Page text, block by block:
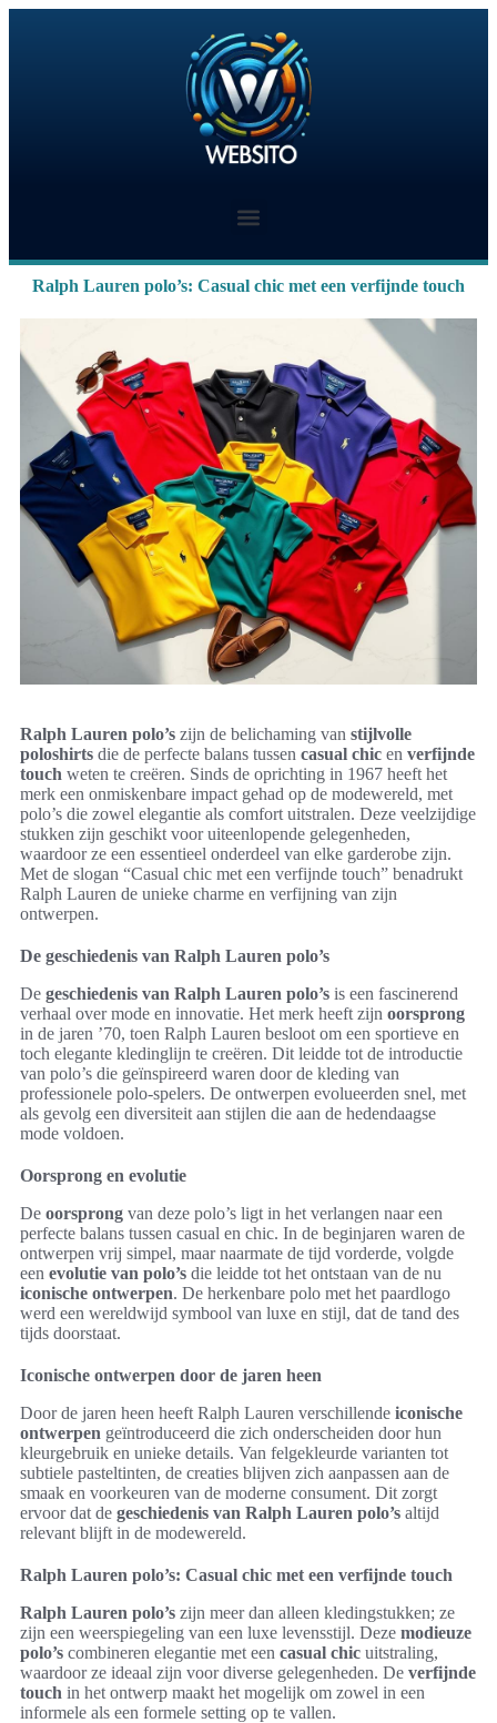
Ralph Lauren polo’s: Casual chic met een verfijnde touch
Ralph Lauren polo’s zijn de belichaming van stijlvolle
poloshirts die de perfecte balans tussen casual chic en verfijnde
touch weten te creëren. Sinds de oprichting in 1967 heeft het
merk een onmiskenbare impact gehad op de modewereld, met
polo’s die zowel elegantie als comfort uitstralen. Deze veelzijdige
stukken zijn geschikt voor uiteenlopende gelegenheden,
waardoor ze een essentieel onderdeel van elke garderobe zijn.
Met de slogan “Casual chic met een verfijnde touch” benadrukt
Ralph Lauren de unieke charme en verfijning van zijn
ontwerpen.
De geschiedenis van Ralph Lauren polo’s
De geschiedenis van Ralph Lauren polo’s is een fascinerend
verhaal over mode en innovatie. Het merk heeft zijn oorsprong
in de jaren ’70, toen Ralph Lauren besloot om een sportieve en
toch elegante kledinglijn te creëren. Dit leidde tot de introductie
van polo’s die geïnspireerd waren door de kleding van
professionele polo-spelers. De ontwerpen evolueerden snel, met
als gevolg een diversiteit aan stijlen die aan de hedendaagse
mode voldoen.
Oorsprong en evolutie
De oorsprong van deze polo’s ligt in het verlangen naar een
perfecte balans tussen casual en chic. In de beginjaren waren de
ontwerpen vrij simpel, maar naarmate de tijd vorderde, volgde
een evolutie van polo’s die leidde tot het ontstaan van de nu
iconische ontwerpen. De herkenbare polo met het paardlogo
werd een wereldwijd symbool van luxe en stijl, dat de tand des
tijds doorstaat.
Iconische ontwerpen door de jaren heen
Door de jaren heen heeft Ralph Lauren verschillende iconische
ontwerpen geïntroduceerd die zich onderscheiden door hun
kleurgebruik en unieke details. Van felgekleurde varianten tot
subtiele pasteltinten, de creaties blijven zich aanpassen aan de
smaak en voorkeuren van de moderne consument. Dit zorgt
ervoor dat de geschiedenis van Ralph Lauren polo’s altijd
relevant blijft in de modewereld.
Ralph Lauren polo’s: Casual chic met een verfijnde touch
Ralph Lauren polo’s zijn meer dan alleen kledingstukken; ze
zijn een weerspiegeling van een luxe levensstijl. Deze modieuze
polo’s combineren elegantie met een casual chic uitstraling,
waardoor ze ideaal zijn voor diverse gelegenheden. De verfijnde
touch in het ontwerp maakt het mogelijk om zowel in een
informele als een formele setting op te vallen.